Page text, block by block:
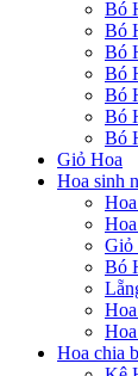
Bó
Bó
Bó
Bó
Bó
Bó
Bó
Giỏ Hoa
Hoa sinh
Giỏ
Bó
Hoa chia